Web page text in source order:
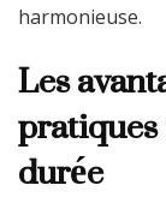
harmonieuse.
Les
durée